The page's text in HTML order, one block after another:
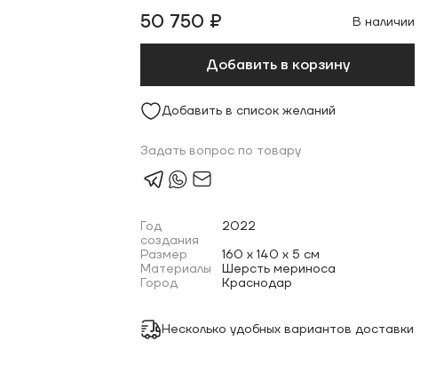
50 750 ₽ В наличии
Добавить в корзину
Добавить в список желаний
Задать вопрос по товару
Год
создания
2022
Размер
160 x 140 x 5 см
Материалы
Шерсть мериноса
Город
Краснодар
Несколько удобных вариантов доставки